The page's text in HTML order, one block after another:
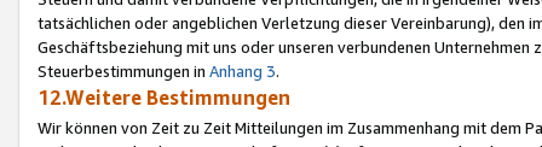
tatsächlichen oder angeblichen Verletzung dieser Vereinbarung), den
Geschäftsbeziehung mit uns oder unseren verbundenen
Steuerbestimmungen in Anhang 3.
12.Weitere Bestimmungen
Wir können von Zeit zu Zeit Mitteilungen im Zusammenhang mit dem